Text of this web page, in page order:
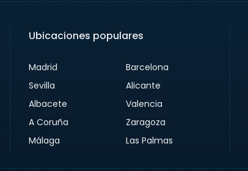
Ubicaciones populares
Madrid
Barcelona
Sevilla
Alicante
Albacete
Valencia
A Coruña
Zaragoza
Málaga
Las Palmas